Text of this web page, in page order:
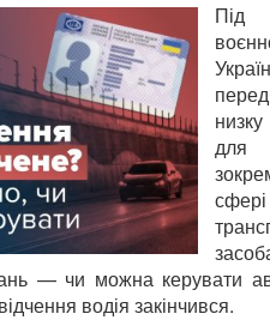
Під
для
— чи можна керувати
водія закінчився.